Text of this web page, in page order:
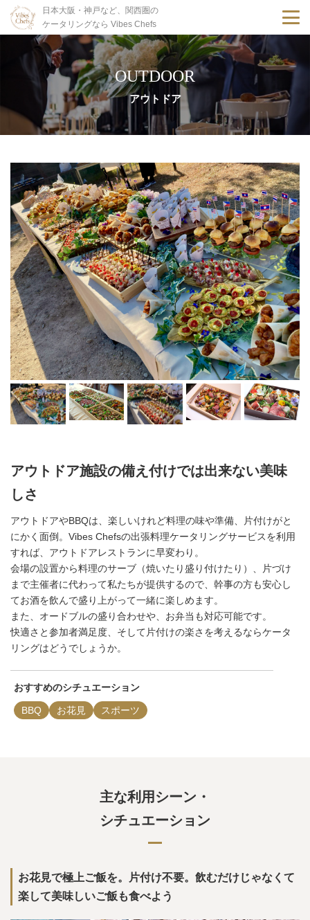
日本大阪・神戸など、関西圏の
ケータリングなら Vibes Chefs
OUTDOOR
アウトドア
アウトドア施設の備え付けでは出来ない美味
しさ
アウトドアやBBQは、楽しいけれど料理の味や準備、片付けがと
にかく面倒。Vibes Chefsの出張料理ケータリングサービスを利用
すれば、アウトドアレストランに早変わり。
会場の設置から料理のサーブ（焼いたり盛り付けたり）、片づけ
まで主催者に代わって私たちが提供するので、幹事の方も安心し
てお酒を飲んで盛り上がって一緒に楽しめます。
また、オードブルの盛り合わせや、お弁当も対応可能です。
快適さと参加者満足度、そして片付けの楽さを考えるならケータ
リングはどうでしょうか。
おすすめのシチュエーション
BBQ お花見 スポーツ
主な利用シーン・
シチュエーション
お花見で極上ご飯を。片付け不要。飲むだけじゃなくて
楽して美味しいご飯も食べよう